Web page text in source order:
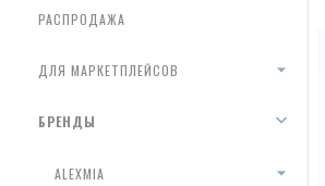
РАСПРОДАЖА
ДЛЯ МАРКЕТПЛЕЙСОВ
БРЕНДЫ
ALEXMIA